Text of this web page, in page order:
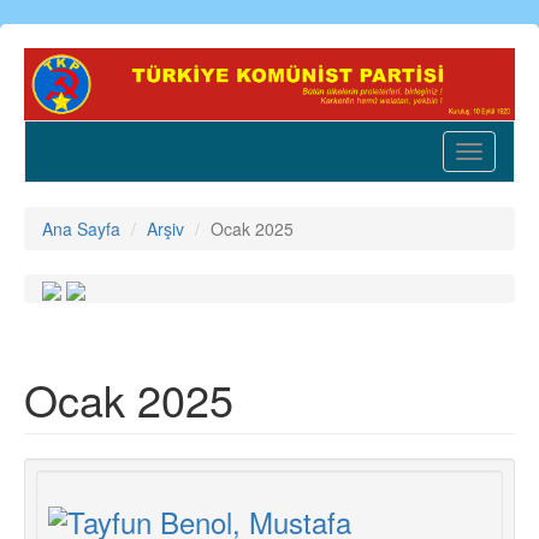
Ana
içeriğe
Toggle
Ana Sayfa Arşiv Ocak 2025
Ocak 2025